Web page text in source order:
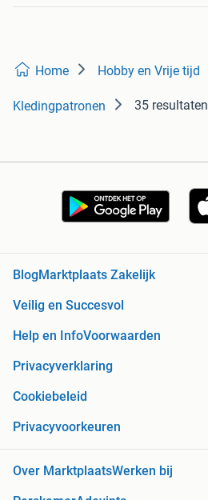
Home Hobby en Vrije tijd
Kledingpatronen 35 resultaten
Blog Marktplaats Zakelijk
Veilig en Succesvol
Help en InfoVoorwaarden
Privacyverklaring
Cookiebeleid
Privacyvoorkeuren
Over MarktplaatsWerken bij